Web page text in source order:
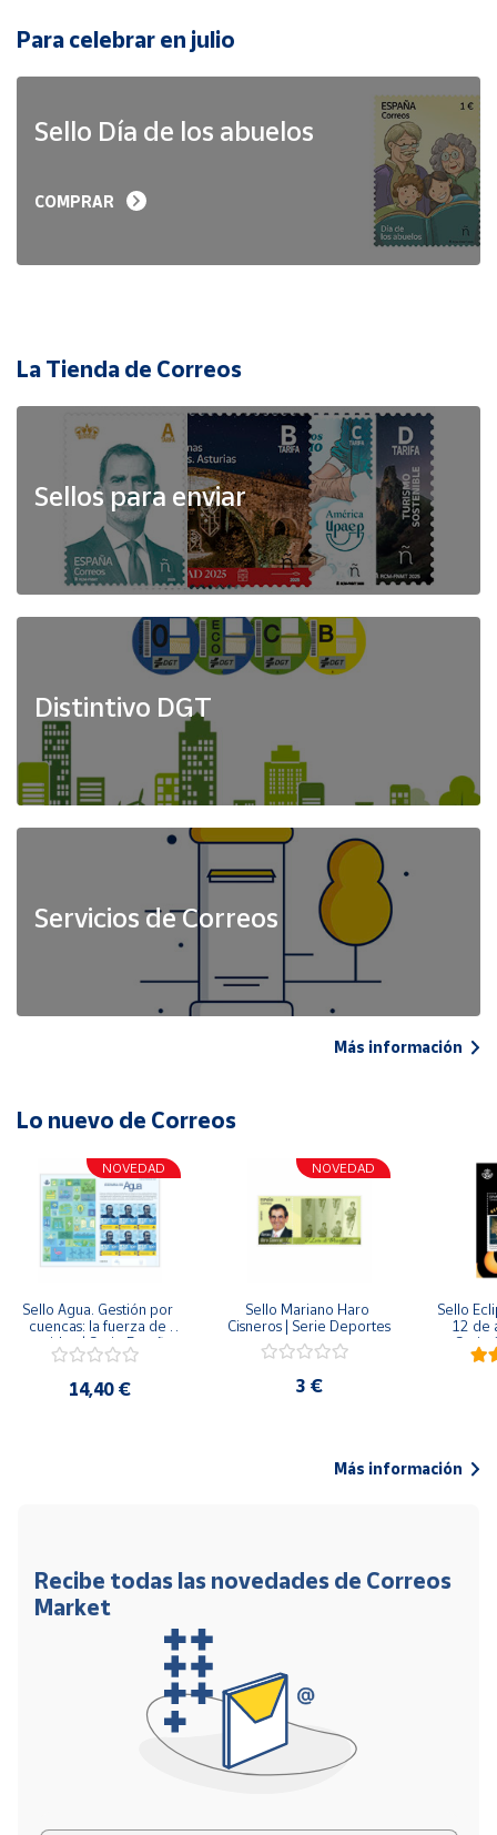
Para celebrar en julio
Sello Día de los abuelos
COMPRAR
La Tienda de Correos
Sellos para enviar
Distintivo DGT
Servicios de Correos
Más información
Lo nuevo de Correos
NOVEDAD
Sello Agua. Gestión por
cuencas: la fuerza de
una idea.| Serie España
ES| Pliego Premium
14,40 €
NOVEDAD
Sello Mariano Haro
Cisneros | Serie Deportes
3 €
Sello
12 de
Serie
Más información
Recibe todas las novedades de Correos
Market